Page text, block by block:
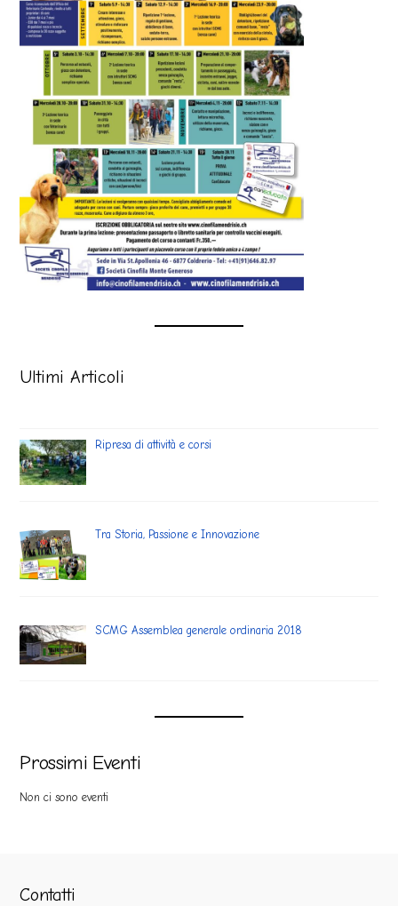
Ultimi Articoli
Ripresa di attività e corsi
Tra Storia, Passione e Innovazione
SCMG Assemblea generale ordinaria 2018
Prossimi Eventi
Non ci sono eventi
Contatti